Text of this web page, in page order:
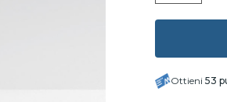
Ottieni 53